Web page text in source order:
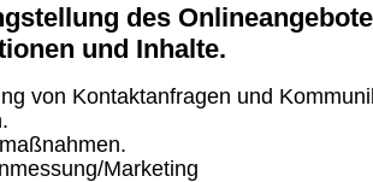
des
und Inhalte.
von Kontaktanfragen und
Marketing